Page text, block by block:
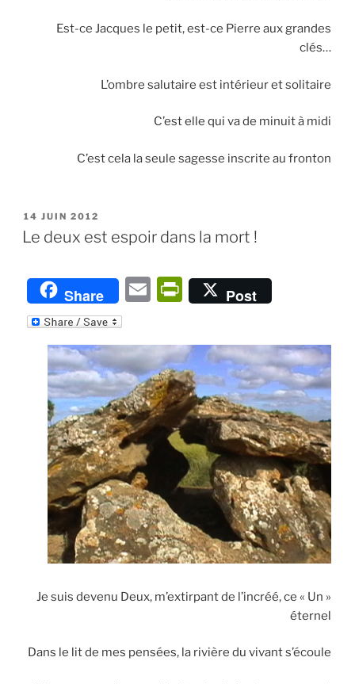
Est-ce Jacques le petit, est-ce Pierre aux grandes
clés…
L’ombre salutaire est intérieur et solitaire
C’est elle qui va de minuit à midi
C’est cela la seule sagesse inscrite au fronton
PUBLIÉ
LE
14 JUIN 2012
Le deux est espoir dans la mort !
Share
E
ai
l
P
ri
nt
Fr
ie
n
dl
y
Post
Je suis devenu Deux, m’extirpant de l’incréé, ce « Un »
éternel
Dans le lit de mes pensées, la rivière du vivant s’écoule